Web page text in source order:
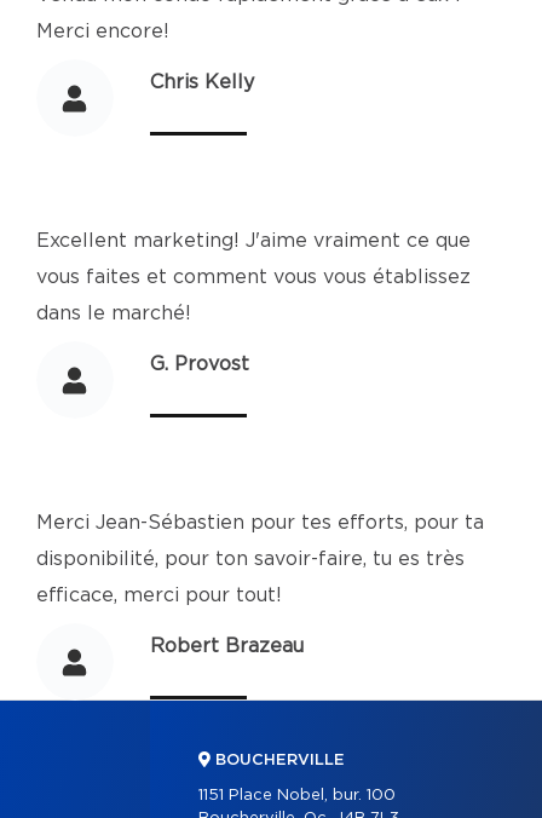
Merci encore!
Chris Kelly
Excellent marketing! J'aime vraiment ce que
vous faites et comment vous vous établissez
dans le marché!
G. Provost
Merci Jean-Sébastien pour tes efforts, pour ta
disponibilité, pour ton savoir-faire, tu es très
efficace, merci pour tout!
Robert Brazeau
BOUCHERVILLE
1151 Place Nobel, bur. 100